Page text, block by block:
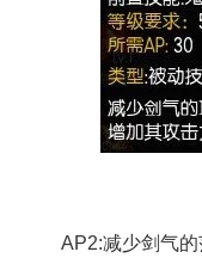
AP2:减少剑气的